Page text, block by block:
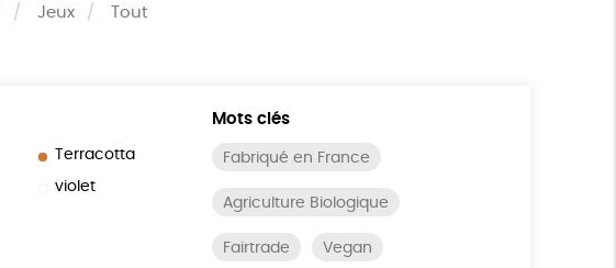
Jeux Tout
Terracotta
violet
Mots clés
Fabriqué en France
Agriculture Biologique
Fairtrade Vegan